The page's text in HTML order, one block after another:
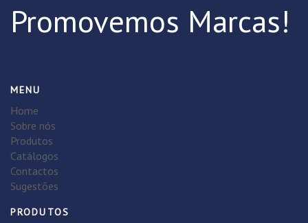
Promovemos Marcas!
MENU
Home
Sobre nós
Produtos
Catálogos
Contactos
Sugestões
PRODUTOS